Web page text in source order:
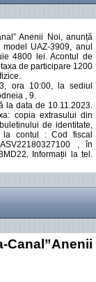
Anenii Noi, anunță
UAZ-3909, anul
4800 lei. Acontul de
de participare 1200
ora 10:00, la sediul
, 9.
la data de 10.11.2023.
copia extrasului din
de identitate,
contul : Cod fiscal
, în
Informații la tel.